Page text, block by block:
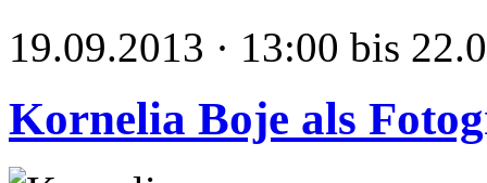
19.09.2013 · 13:00 bis
Kornelia Boje als